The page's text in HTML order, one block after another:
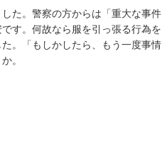
た。警察の方からは「重大な事件
す。何故なら服を引っ張る行為を
。「もしかしたら、もう一度事情
。